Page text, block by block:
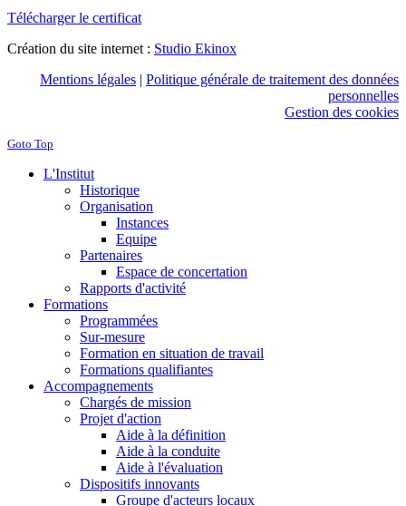
Télécharger le certificat
Création du site internet : Studio Ekinox
Mentions légales | Politique générale de traitement des données
personnelles
Gestion des cookies
Goto Top
L'Institut
Historique
Organisation
Instances
Equipe
Partenaires
Espace de concertation
Rapports d'activité
Formations
Programmées
Sur-mesure
Formation en situation de travail
Formations qualifiantes
Accompagnements
Chargés de mission
Projet d'action
Aide à la définition
Aide à la conduite
Aide à l'évaluation
Dispositifs innovants
Groupe d'acteurs locaux